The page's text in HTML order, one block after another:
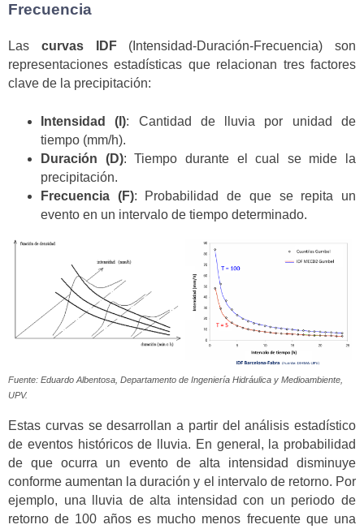
Frecuencia
Las curvas IDF(Intensidad-Duración-Frecuencia) son
representaciones estadísticas que relacionan tres factores
clave de la precipitación:
Intensidad (I): Cantidad de lluvia por unidad de
tiempo (mm/h).
Duración (D): Tiempo durante el cual se mide la
precipitación.
Frecuencia (F): Probabilidad de que se repita un
evento en un intervalo de tiempo determinado.
Fuente: Eduardo Albentosa, Departamento de Ingeniería Hidráulica y Medioambiente,
UPV.
Estas curvas se desarrollan a partir del análisis estadístico
de eventos históricos de lluvia. En general, la probabilidad
de que ocurra un evento de alta intensidad disminuye
conforme aumentan la duración y el intervalo de retorno. Por
ejemplo, una lluvia de alta intensidad con un periodo de
retorno de 100 años es mucho menos frecuente que una